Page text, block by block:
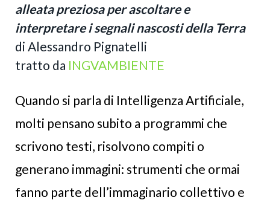
alleata preziosa per ascoltare e
interpretare i segnali nascosti della Terra
di Alessandro Pignatelli
tratto da INGVAMBIENTE
Quando si parla di Intelligenza Artificiale,
molti pensano subito a programmi che
scrivono testi, risolvono compiti o
generano immagini: strumenti che ormai
fanno parte dell’immaginario collettivo e